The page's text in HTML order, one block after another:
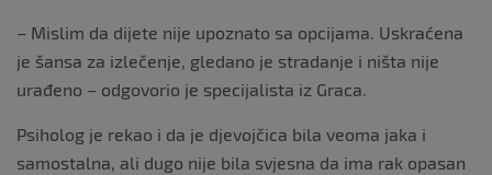
– Mislim da dijete nije upoznato sa opcijama. Uskraćena
je šansa za izlečenje, gledano je stradanje i ništa nije
urađeno – odgovorio je specijalista iz Graca.
Psiholog je rekao i da je djevojčica bila veoma jaka i
samostalna, ali dugo nije bila svjesna da ima rak opasan